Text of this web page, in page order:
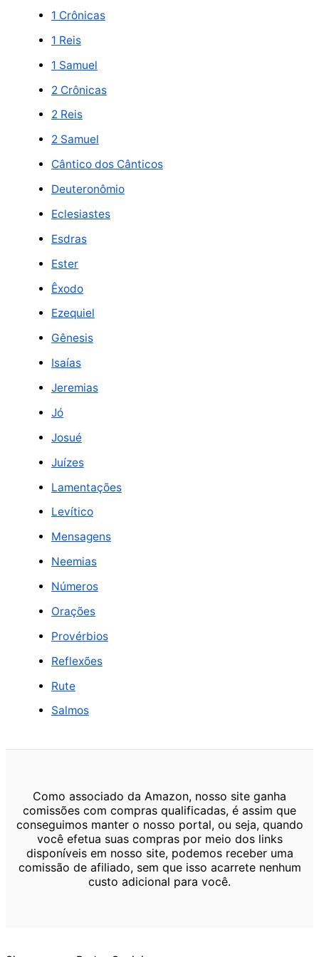
1 Crônicas
1 Reis
1 Samuel
2 Crônicas
2 Reis
2 Samuel
Cântico dos Cânticos
Deuteronômio
Eclesiastes
Esdras
Ester
Êxodo
Ezequiel
Gênesis
Isaías
Jeremias
Jó
Josué
Juízes
Lamentações
Levítico
Mensagens
Neemias
Números
Orações
Provérbios
Reflexões
Rute
Salmos
Como associado da Amazon, nosso site ganha
comissões com compras qualificadas, é assim que
conseguimos manter o nosso portal, ou seja, quando
você efetua suas compras por meio dos links
disponíveis em nosso site, podemos receber uma
comissão de afiliado, sem que isso acarrete nenhum
custo adicional para você.